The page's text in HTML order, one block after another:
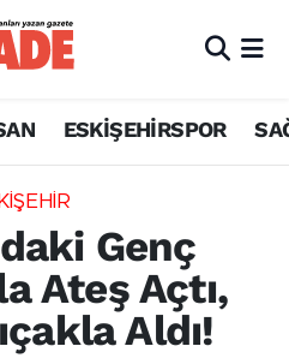
ESKİŞEHİRSPOR
Genç
Ateş Açtı,
Aldı!